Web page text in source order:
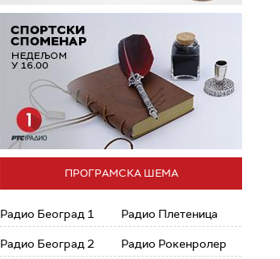
ПРОГРАМСКА ШЕМА
Радио Београд 1
Радио Београд 2
Радио Плетеница
Радио Рокенролер